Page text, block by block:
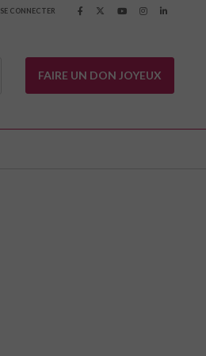
SE CONNECTER
FAIRE UN DON JOYEUX